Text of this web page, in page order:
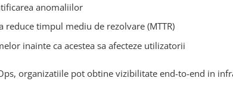
anomaliilor
reduce timpul mediu de rezolvare (MTTR)
inainte ca acestea sa afecteze utilizatorii
organizatiile pot obtine vizibilitate end-to-end in